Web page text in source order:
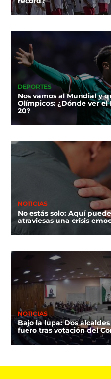
DEPORTES
Nos vamos al Mundial y
Olímpicos: ¿Dónde ver el
20?
NOTICIAS
No estás solo: Aquí
atraviesas una crisis
NOTICIAS
Bajo la lupa: Dos
fuero tras votación del